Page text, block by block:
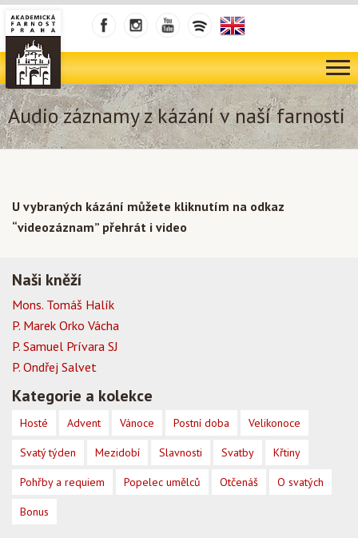
Audio záznamy z kázání v naší farnosti
U vybraných kázání můžete kliknutím na odkaz
“videozáznam” přehrát i video
Naši kněží
Mons. Tomáš Halík
P. Marek Orko Vácha
P. Samuel Prívara SJ
P. Ondřej Salvet
Kategorie a kolekce
Hosté Advent Vánoce Postní doba Velikonoce
Svatý týden Mezidobí Slavnosti Svatby Křtiny
Pohřby a requiem Popelec umělců Otčenáš O svatých
Bonus